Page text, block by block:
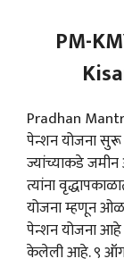
PM-
Pradhan
पेन्शन योजना
ज्यांच्याकडे
त्यांना
योजना म्हणून
पेन्शन योजना आहे
केलेली आहे. ९